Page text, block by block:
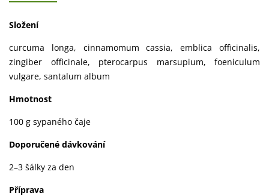
Složení
curcuma longa, cinnamomum cassia, emblica officinalis,
zingiber officinale, pterocarpus marsupium, foeniculum
vulgare, santalum album
Hmotnost
100 g sypaného čaje
Doporučené dávkování
2–3 šálky za den
Příprava